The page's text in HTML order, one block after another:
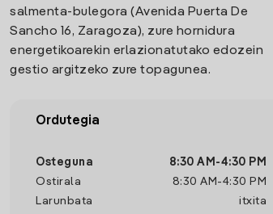
salmenta-bulegora (Avenida Puerta De
Sancho 16, Zaragoza), zure hornidura
energetikoarekin erlazionatutako edozein
gestio argitzeko zure topagunea.
Ordutegia
Osteguna 8:30 AM -4:30 PM
Ostirala
8:30 AM -4:30 PM
Larunbata
itxita